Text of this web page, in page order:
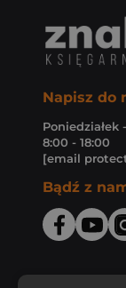
Napisz do
Poniedziałek
8:00 - 18:00
[email
Bądź z